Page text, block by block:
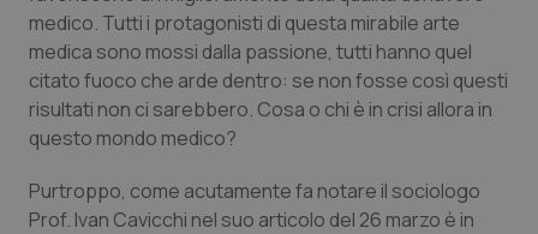
Salute orale & impianti
Sangue & coagulazione
Tiroide
Tumore al seno
medico. Tutti i protagonisti di questa mirabile arte
medica sono mossi dalla passione, tutti hanno quel
citato fuoco che arde dentro: se non fosse così questi
risultati non ci sarebbero. Cosa o chi è in crisi allora in
questo mondo medico?
Purtroppo, come acutamente fa notare il sociologo
Prof. Ivan Cavicchi nel suo articolo del 26 marzo è in